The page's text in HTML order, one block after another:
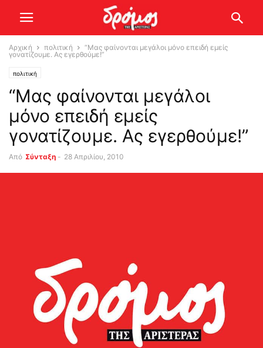
Αρχική πολιτική
“Μας φαίνονται μεγάλοι μόνο επειδή εμείς
γονατίζουμε. Ας εγερθούμε!”
πολιτική
“Μας φαίνονται μεγάλοι
μόνο επειδή εμείς
γονατίζουμε. Ας εγερθούμε!”
Από Σύνταξη - 28 Απριλίου, 2010